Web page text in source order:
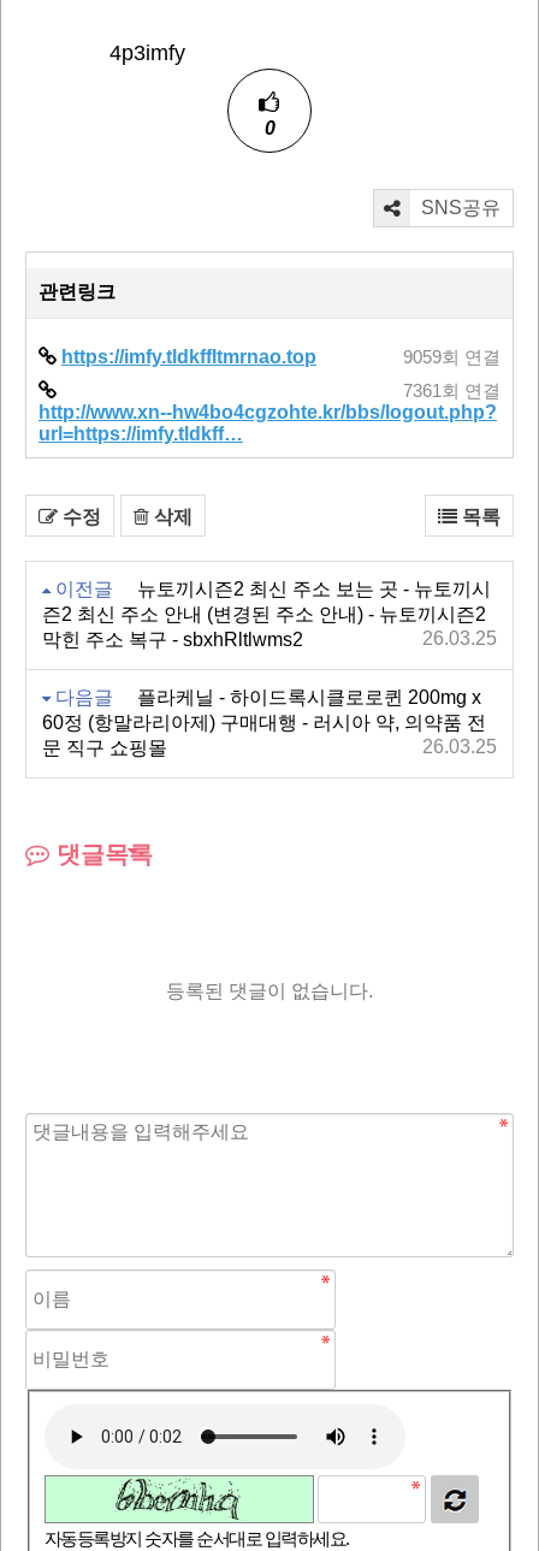
4p3imfy
0
SNS공유
관련링크
https://imfy.tldkffltmrnao.top 9059회 연결
http://www.xn--hw4bo4cgzohte.kr/bbs/logout.php?
url=https://imfy.tldkff…
7361회 연결
수정 삭제 목록
이전글
뉴토끼시즌2 최신 주소 보는 곳 - 뉴토끼시
즌2 최신 주소 안내 (변경된 주소 안내) - 뉴토끼시즌2
막힌 주소 복구 - sbxhRltlwms2
26.03.25
다음글
플라케닐 - 하이드록시클로로퀸 200mg x
60정 (항말라리아제) 구매대행 - 러시아 약, 의약품 전
문 직구 쇼핑몰
26.03.25
댓글목록
등록된 댓글이 없습니다.
자동등록방지 숫자를 순서대로 입력하세요.